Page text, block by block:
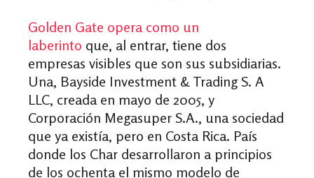
Golden Gate opera como un
laberinto que, al entrar, tiene dos
empresas visibles que son sus subsidiarias.
Una, Bayside Investment & Trading S. A
LLC, creada en mayo de 2005, y
Corporación Megasuper S.A., una sociedad
que ya existía, pero en Costa Rica. País
donde los Char desarrollaron a principios
de los ochenta el mismo modelo de